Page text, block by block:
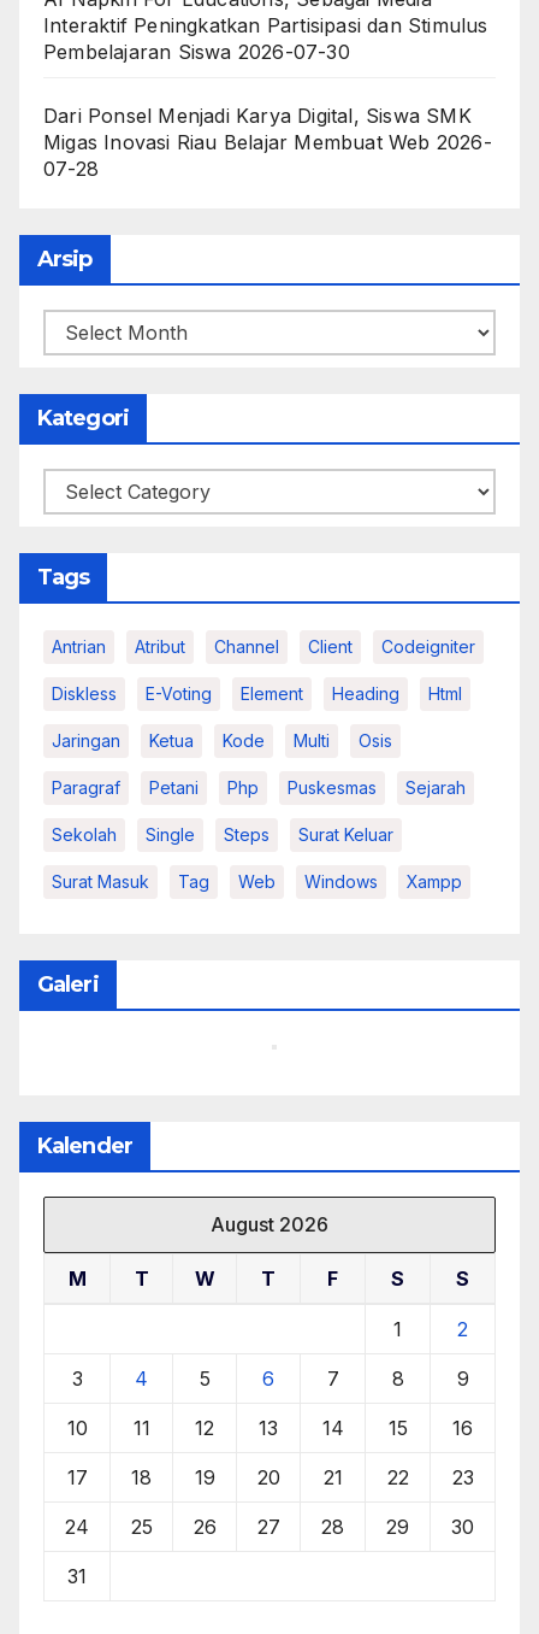
Interaktif Peningkatkan Partisipasi dan Stimulus
Pembelajaran Siswa 2026-07-30
Dari Ponsel Menjadi Karya Digital, Siswa SMK
Migas Inovasi Riau Belajar Membuat Web 2026-
07-28
Arsip
Arsip
Kategori
Kategori
Tags
Antrian Atribut Channel Client Codeigniter
Diskless E-Voting Element Heading Html
Jaringan Ketua Kode Multi Osis
Paragraf Petani Php Puskesmas Sejarah
Sekolah Single Steps Surat Keluar
Surat Masuk Tag Web Windows Xampp
Galeri
Kalender
August 2026
M T W T F S S
1 2
3 4 5 6 7 8 9
10 11 12 13 14 15 16
17 18 19 20 21 22 23
24 25 26 27 28 29 30
31